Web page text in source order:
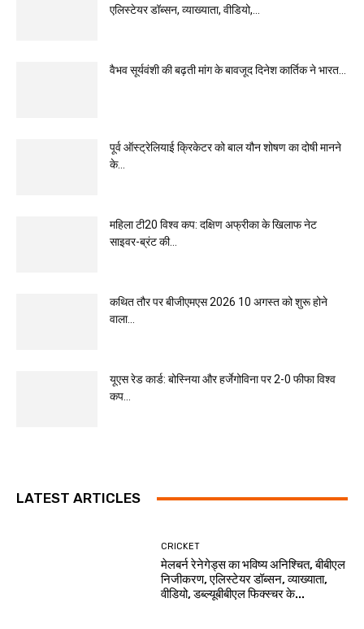
एलिस्टेयर डॉब्सन, व्याख्याता, वीडियो,...
वैभव सूर्यवंशी की बढ़ती मांग के बावजूद दिनेश कार्तिक ने भारत...
पूर्व ऑस्ट्रेलियाई क्रिकेटर को बाल यौन शोषण का दोषी मानने
के...
महिला टी20 विश्व कप: दक्षिण अफ्रीका के खिलाफ नेट
साइवर-ब्रंट की...
कथित तौर पर बीजीएमएस 2026 10 अगस्त को शुरू होने
वाला...
यूएस रेड कार्ड: बोस्निया और हर्जेगोविना पर 2-0 फीफा विश्व
कप...
LATEST ARTICLES
CRICKET
मेलबर्न रेनेगेड्स का भविष्य अनिश्चित, बीबीएल
निजीकरण, एलिस्टेयर डॉब्सन, व्याख्याता,
वीडियो, डब्ल्यूबीबीएल फिक्स्चर के...